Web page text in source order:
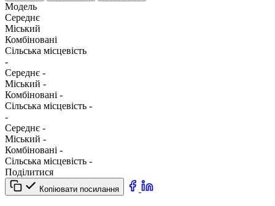
Модель
Середнє
Міський
Комбіновані
Сільська місцевість
-
Середнє -
Міський -
Комбіновані -
Сільська місцевість -
-
Середнє -
Міський -
Комбіновані -
Сільська місцевість -
Поділитися
Копіювати посилання